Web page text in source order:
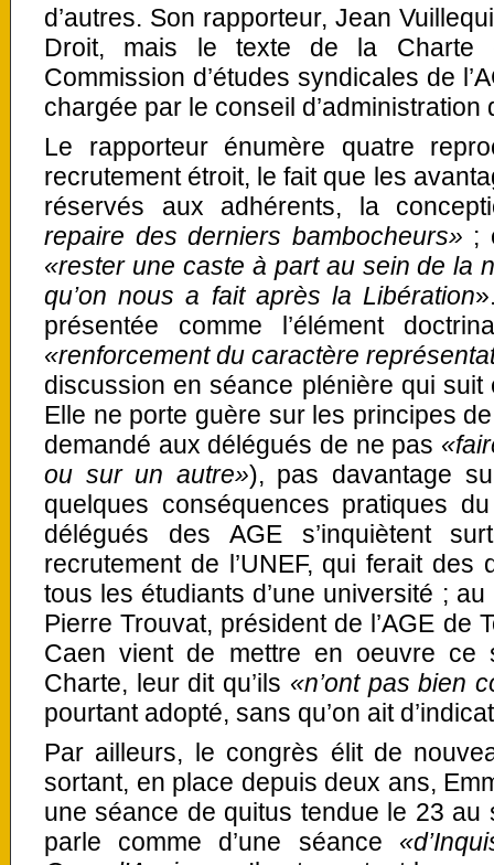
d’autres. Son rapporteur, Jean
Droit, mais le texte de la Charte
Commission d’études syndicales de
chargée par le conseil d’administration
Le rapporteur énumère quatre
recrutement étroit, le fait que les
réservés aux adhérents, la
repaire des derniers bambocheurs» ;
«rester une caste à part au sein de la
qu’on nous a fait après la Libération
présentée comme l’élément
«renforcement du caractère
discussion en séance plénière qui
Elle ne porte guère sur les principes
demandé aux délégués de ne pas
ou sur un autre»), pas davantage
quelques conséquences pratiques
délégués des AGE s’inquiètent
recrutement de l’UNEF, qui ferait des
tous les étudiants d’une université ;
Pierre Trouvat, président de l’AGE de
Caen vient de mettre en oeuvre ce
Charte, leur dit qu’ils «n’ont pas bien
pourtant adopté, sans qu’on ait
Par ailleurs, le congrès élit de
sortant, en place depuis deux ans,
une séance de quitus tendue le 23 au
parle comme d’une séance